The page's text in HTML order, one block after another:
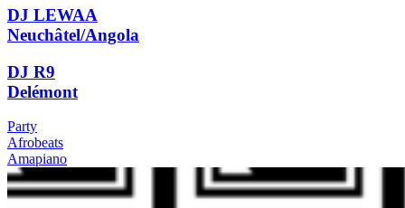
DJ LEWAA
Neuchâtel/Angola
DJ R9
Delémont
Party
Afrobeats
Amapiano